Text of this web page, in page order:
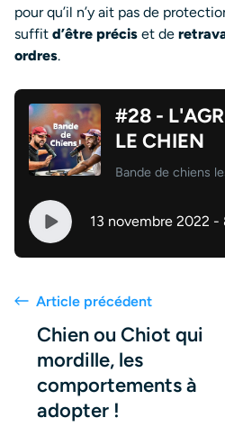
pour qu’il n’y ait pas de
suffit d’être précis et de
ordres.
#28 -
LE CHIEN
Bande de chiens
13 novembre 2022 -
Article précédent
Chien ou Chiot qui
mordille, les
comportements à
adopter !